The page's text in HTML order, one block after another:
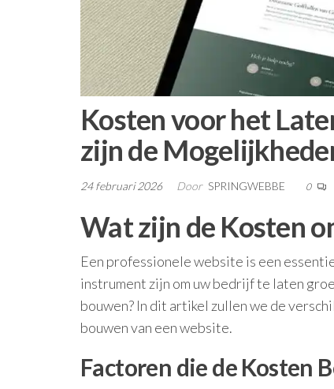
Kosten voor het
zijn de
24 februari 2026 Door SPRINGWEBBE 0
Wat zijn de Kosten
Een professionele website is een
instrument zijn om uw bedrijf te laten
bouwen? In dit artikel zullen we de
bouwen van een website.
Factoren die de Kosten